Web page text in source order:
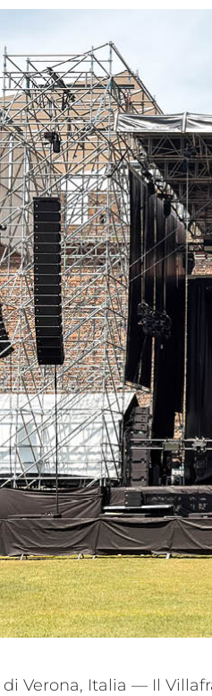
Verona, Italia — Il
del festival, a